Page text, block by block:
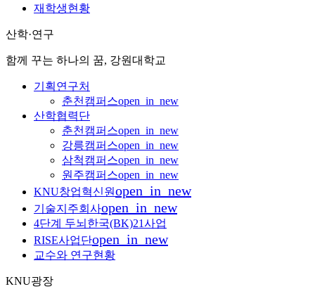
재학생현황
산학·연구
함께 꾸는 하나의 꿈, 강원대학교
기획연구처
춘천캠퍼스open_in_new
산학협력단
춘천캠퍼스open_in_new
강릉캠퍼스open_in_new
삼척캠퍼스open_in_new
원주캠퍼스open_in_new
KNU창업혁신원open_in_new
기술지주회사open_in_new
4단계 두뇌한국(BK)21사업
RISE사업단open_in_new
교수와 연구현황
KNU광장